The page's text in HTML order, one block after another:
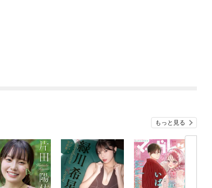
もっと見る